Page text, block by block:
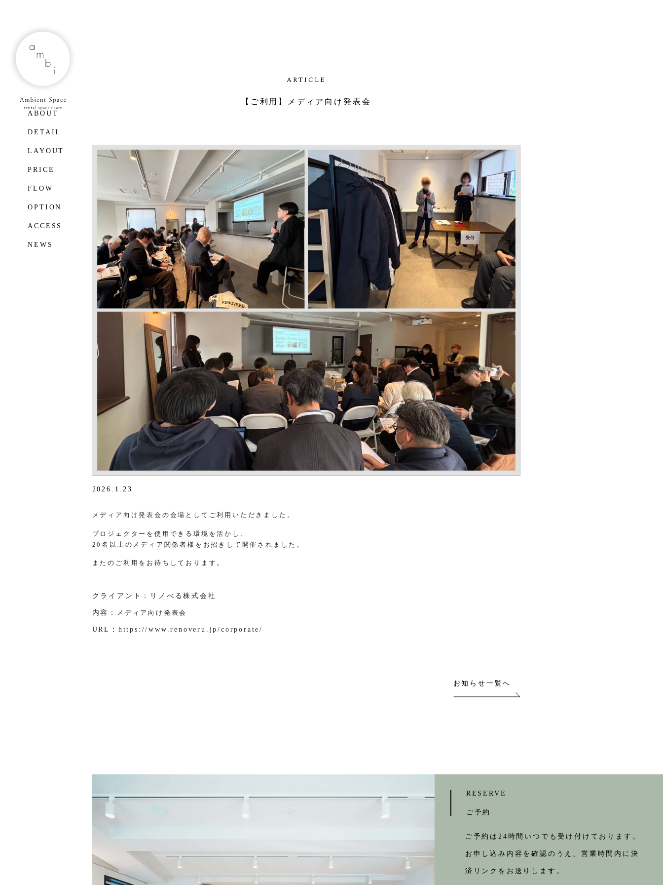
ABOUT
DETAIL
LAYOUT
PRICE
FLOW
OPTION
ACCESS
NEWS
A RT IC L E
【 ご利 用 】 メ デ ィ ア 向 け 発 表 会
2026.1.23
メディア向け発表会の会場として ご利用いただきました。
プロジェクターを使用できる環境を活かし、
20名以上のメディア関係者様をお招きして開催されました。
またのご利用をお待ちしております。
クライアント：リノべる株式会社
内容： メディア向け発表会
URL： https://www.renoveru.jp/corporate/
お知らせ一覧へ
RESERVE
ご予約
ご予約は24時間いつでも受け付けております。
お申し込み内容を確認のうえ、営業時間内に決
済リンクをお送りします。